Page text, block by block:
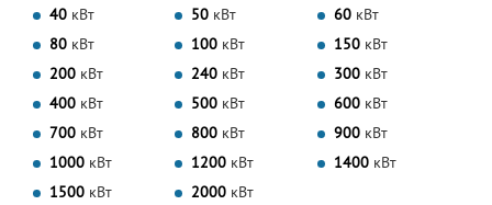
40 кВт 50 кВт 60 кВт
80 кВт 100 кВт 150 кВт
200 кВт 240 кВт 300 кВт
400 кВт 500 кВт 600 кВт
700 кВт 800 кВт 900 кВт
1000 кВт 1200 кВт 1400 кВт
1500 кВт 2000 кВт